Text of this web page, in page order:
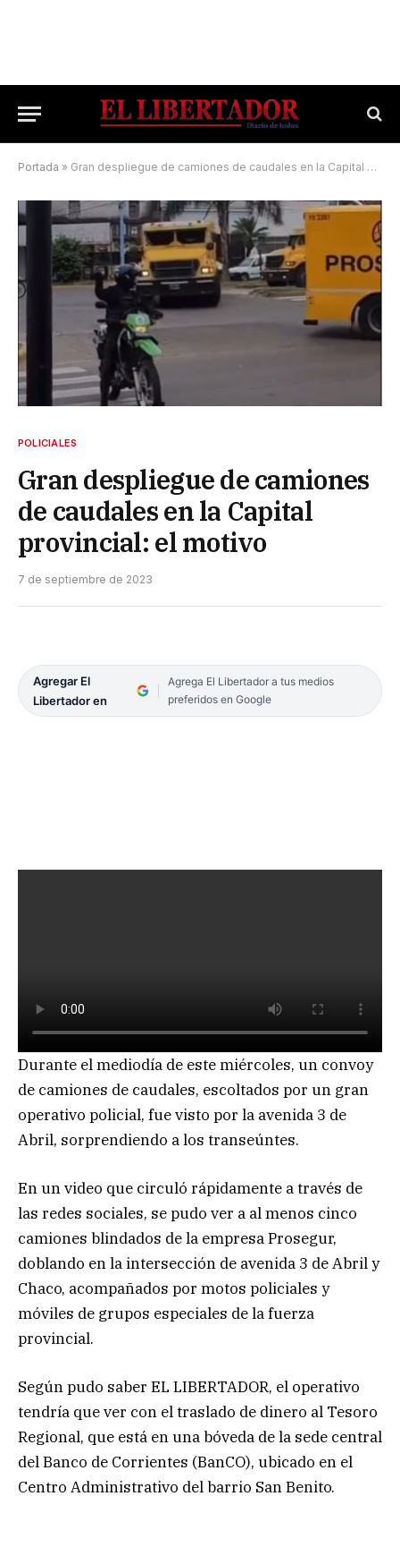
Portada » Gran despliegue de camiones de caudales en la Capital provincial: el motivo
POLICIALES
Gran despliegue de camiones
de caudales en la Capital
provincial: el motivo
7 de septiembre de 2023
Agregar El
Libertador en
Agrega El Libertador a tus medios
preferidos en Google
Durante el mediodía de este miércoles, un convoy
de camiones de caudales, escoltados por un gran
operativo policial, fue visto por la avenida 3 de
Abril, sorprendiendo a los transeúntes.
En un video que circuló rápidamente a través de
las redes sociales, se pudo ver a al menos cinco
camiones blindados de la empresa Prosegur,
doblando en la intersección de avenida 3 de Abril y
Chaco, acompañados por motos policiales y
móviles de grupos especiales de la fuerza
provincial.
Según pudo saber EL LIBERTADOR, el operativo
tendría que ver con el traslado de dinero al Tesoro
Regional, que está en una bóveda de la sede central
del Banco de Corrientes (BanCO), ubicado en el
Centro Administrativo del barrio San Benito.